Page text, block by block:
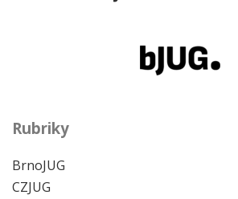
Rubriky
BrnoJUG
CZJUG